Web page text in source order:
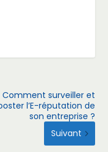
Comment surveiller et
l’E-réputation de
son entreprise ?
Suivant